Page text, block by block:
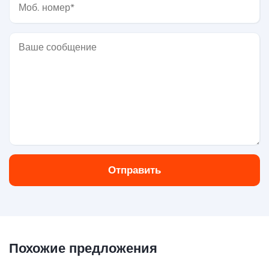
Отправить
Похожие предложения